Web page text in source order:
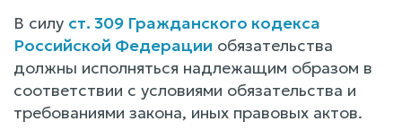
В силу ст. 309 Гражданского кодекса
Российской Федерации обязательства
должны исполняться надлежащим образом в
соответствии с условиями обязательства и
требованиями закона, иных правовых актов.